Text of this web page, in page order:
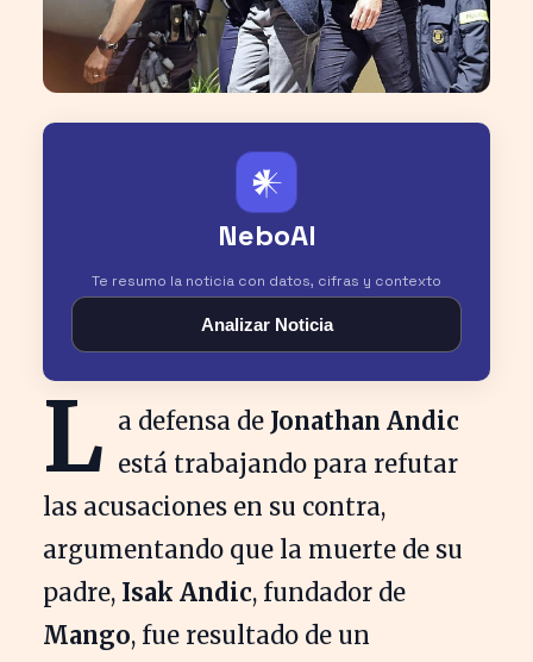
𒀭
NeboAI
Te resumo la noticia con datos, cifras y contexto
Analizar Noticia
L a defensa de Jonathan Andic
está trabajando para refutar
las acusaciones en su contra,
argumentando que la muerte de su
padre, Isak Andic, fundador de
Mango, fue resultado de un